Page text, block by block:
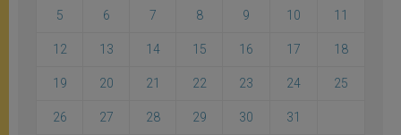
5 6 7 8 9 10 11
12 13 14 15 16 17 18
19 20 21 22 23 24 25
26 27 28 29 30 31